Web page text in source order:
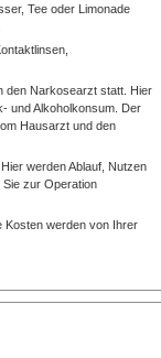
Tee oder Limonade
den Narkosearzt statt. Hier
und Alkoholkonsum. Der
Hausarzt und den
werden Ablauf, Nutzen
zur Operation
Kosten werden von Ihrer